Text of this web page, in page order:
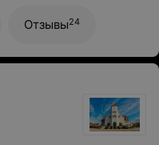
Отзывы24